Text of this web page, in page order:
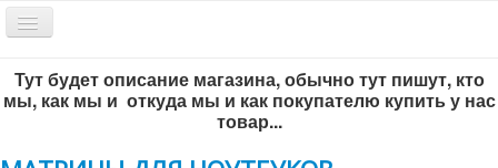
Включить/
выключить
Обратный звонок
Тут будет описание магазина, обычно тут пишут, кто
мы, как мы и откуда мы и как покупателю купить у нас
товар...